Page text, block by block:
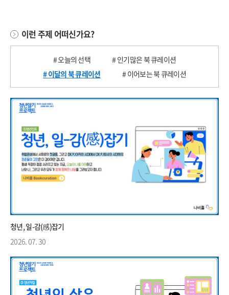
이런 주제 어떠신가요?
# 오늘의 선택
# 인기많은 북 큐레이션
# 이달의 북 큐레이션
# 이어보는 북 큐레이션
청년, 일-감(感)잡기
2026. 07. 30